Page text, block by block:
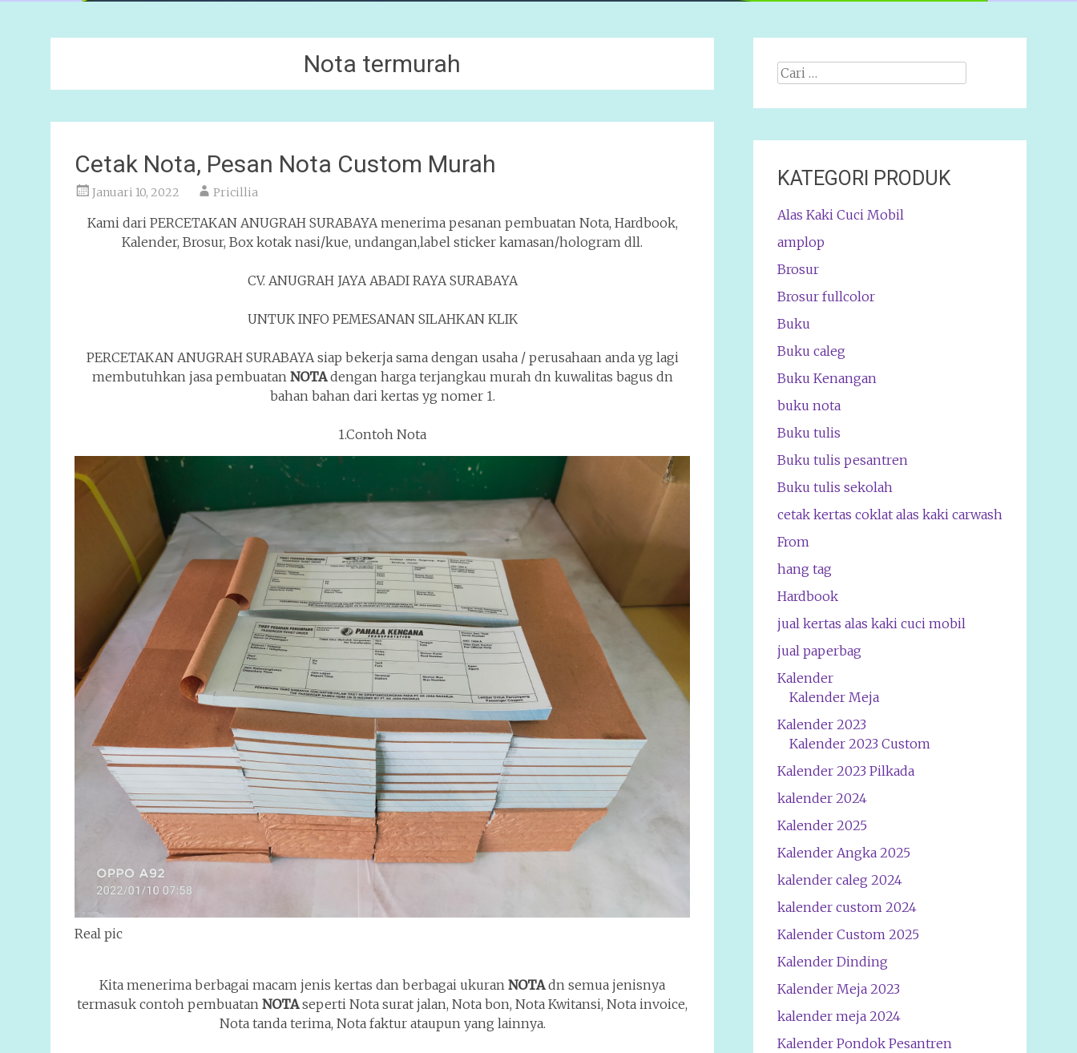
Nota termurah
Cetak Nota, Pesan Nota Custom Murah
Januari 10, 2022 Pricillia
Kami dari PERCETAKAN ANUGRAH SURABAYA menerima pesanan pembuatan Nota, Hardbook,
Kalender, Brosur, Box kotak nasi/kue, undangan,label sticker kamasan/hologram dll.
CV. ANUGRAH JAYA ABADI RAYA SURABAYA
UNTUK INFO PEMESANAN SILAHKAN KLIK
PERCETAKAN ANUGRAH SURABAYA siap bekerja sama dengan usaha / perusahaan anda yg lagi
membutuhkan jasa pembuatan NOTAdengan harga terjangkau murah dn kuwalitas bagus dn
bahan bahan dari kertas yg nomer 1.
1.Contoh Nota
Real pic
Kita menerima berbagai macam jenis kertas dan berbagai ukuranNOTAdn semua jenisnya
termasuk contoh pembuatanNOTAseperti Nota surat jalan, Nota bon, Nota Kwitansi, Nota invoice,
Nota tanda terima, Nota faktur ataupun yang lainnya.
Cari
KATEGORI PRODUK
Alas Kaki Cuci Mobil
amplop
Brosur
Brosur fullcolor
Buku
Buku caleg
Buku Kenangan
buku nota
Buku tulis
Buku tulis pesantren
Buku tulis sekolah
cetak kertas coklat alas kaki carwash
From
hang tag
Hardbook
jual kertas alas kaki cuci mobil
jual paperbag
Kalender
Kalender Meja
Kalender 2023
Kalender 2023 Custom
Kalender 2023 Pilkada
kalender 2024
Kalender 2025
Kalender Angka 2025
kalender caleg 2024
kalender custom 2024
Kalender Custom 2025
Kalender Dinding
Kalender Meja 2023
kalender meja 2024
Kalender Pondok Pesantren